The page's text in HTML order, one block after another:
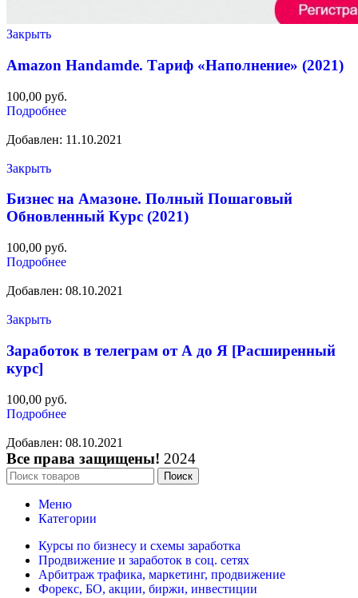
Закрыть
Amazon Handamde. Тариф «Наполнение» (2021)
100,00 руб.
Подробнее
Добавлен: 11.10.2021
Закрыть
Бизнес на Амазоне. Полный Пошаговый
Обновленный Курс (2021)
100,00 руб.
Подробнее
Добавлен: 08.10.2021
Закрыть
Заработок в телеграм от А до Я [Расширенный
курс]
100,00 руб.
Подробнее
Добавлен: 08.10.2021
Все права защищены! 2024
Поиск
Меню
Категории
Курсы по бизнесу и схемы заработка
Продвижение и заработок в соц. сетях
Арбитраж трафика, маркетинг, продвижение
Форекс, БО, акции, биржи, инвестиции